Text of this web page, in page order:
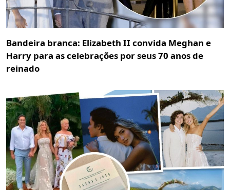
Bandeira branca: Elizabeth II convida Meghan e
Harry para as celebrações por seus 70 anos de
reinado